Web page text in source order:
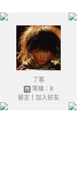
了客
等級：8
留言｜ 加入好友